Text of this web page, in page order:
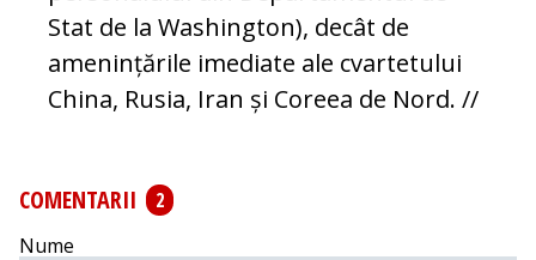
Stat de la Washington), decât de
amenințările imediate ale cvartetului
China, Rusia, Iran și Coreea de Nord. //
COMENTARII
2
Nume